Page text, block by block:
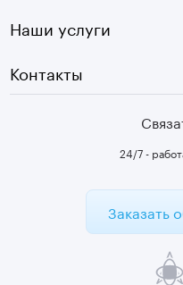
Наши услуги
Контакты
24/7 -
Заказать